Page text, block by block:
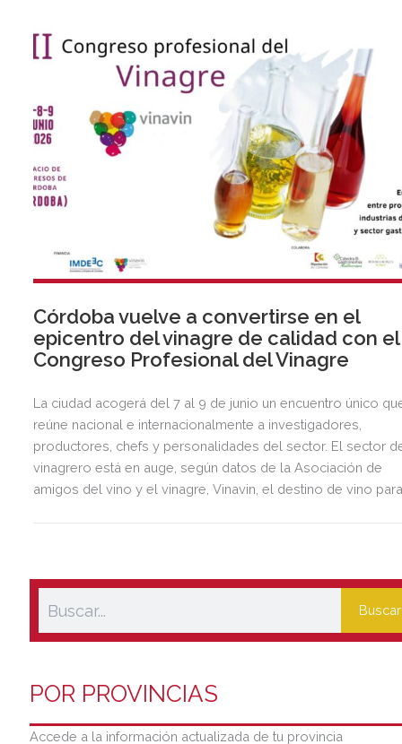
Córdoba vuelve a convertirse en el
epicentro del vinagre de calidad con el
Congreso Profesional del Vinagre
La ciudad acogerá del 7 al 9 de junio un encuentro único
reúne nacional e internacionalmente a investigadores,
productores, chefs y personalidades del sector. El sector
vinagrero está en auge, según datos de la Asociación de
amigos del vino y el vinagre, Vinavin, el destino de vino
Buscar
POR PROVINCIAS
Accede a la información actualizada de tu provincia